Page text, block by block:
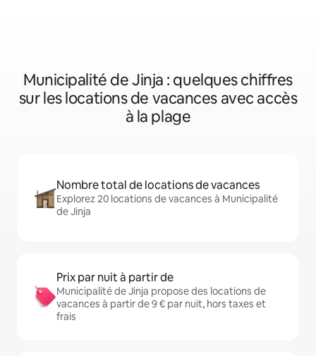
Municipalité de Jinja : quelques chiffres
sur les locations de vacances avec accès
à la plage
Nombre total de locations de vacances
Explorez 20 locations de vacances à Municipalité
de Jinja
Prix par nuit à partir de
Municipalité de Jinja propose des locations de
vacances à partir de 9 € par nuit, hors taxes et
frais